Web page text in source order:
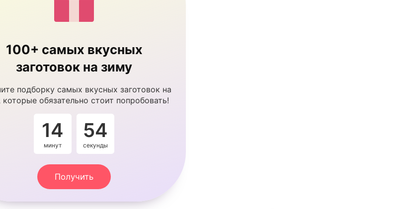
100+ самых вкусных
заготовок на зиму
подборку самых вкусных заготовок на
которые обязательно стоит попробовать!
14
минут
53
секунды
Получить